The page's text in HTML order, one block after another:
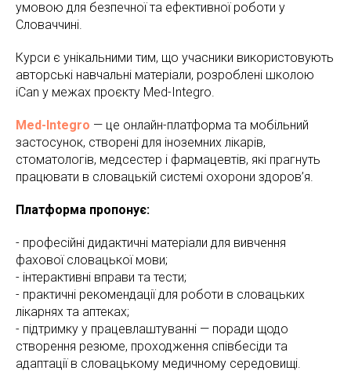
умовою для безпечної та ефективної роботи у
Словаччині.
Курси є унікальними тим, що учасники використовують
авторські навчальні матеріали, розроблені школою
iCan у межах проєкту Med-Integro.
Med-Integro — це онлайн-платформа та мобільний
застосунок, створені для іноземних лікарів,
стоматологів, медсестер і фармацевтів, які прагнуть
працювати в словацькій системі охорони здоров’я.
Платформа пропонує:
- професійні дидактичні матеріали для вивчення
фахової словацької мови;
- інтерактивні вправи та тести;
- практичні рекомендації для роботи в словацьких
лікарнях та аптеках;
- підтримку у працевлаштуванні — поради щодо
створення резюме, проходження співбесіди та
адаптації в словацькому медичному середовищі.